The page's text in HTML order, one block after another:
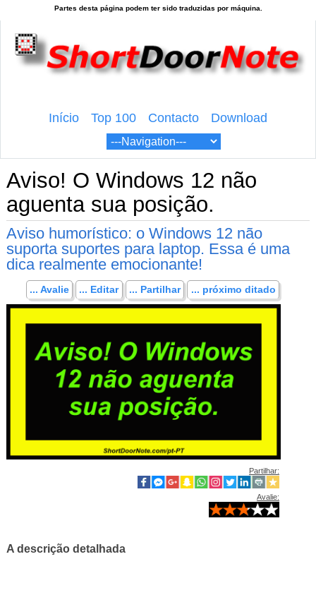
Início Top 100 Contacto Download
Aviso! O Windows 12 não
aguenta sua posição.
Aviso humorístico: o Windows 12 não
suporta suportes para laptop. Essa é uma
dica realmente emocionante!
... Avalie ... Editar ... Partilhar ... próximo ditado
Partilhar:
Avalie:
A descrição detalhada